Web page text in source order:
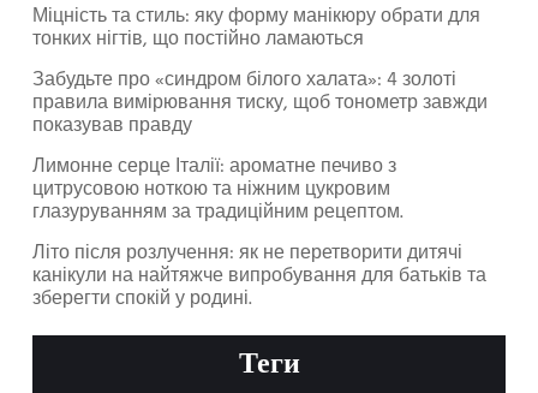
Міцність та стиль: яку форму манікюру обрати для
тонких нігтів, що постійно ламаються
Забудьте про «синдром білого халата»: 4 золоті
правила вимірювання тиску, щоб тонометр завжди
показував правду
Лимонне серце Італії: ароматне печиво з
цитрусовою ноткою та ніжним цукровим
глазуруванням за традиційним рецептом.
Літо після розлучення: як не перетворити дитячі
канікули на найтяжче випробування для батьків та
зберегти спокій у родині.
Теги